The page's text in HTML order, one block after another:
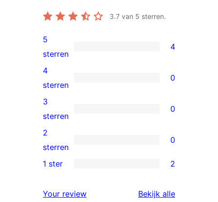
3.7 van 5 sterren.
4
5
sterren
beoordelingen
5
sterren
4
0
4
sterren
beoordelingen
4
sterren
0
0
3
sterren
beoordelingen
3
sterren
0
0
2
beoordelingen
2
sterren
0
sterren
1 ster 2
Your review Bekijk alle